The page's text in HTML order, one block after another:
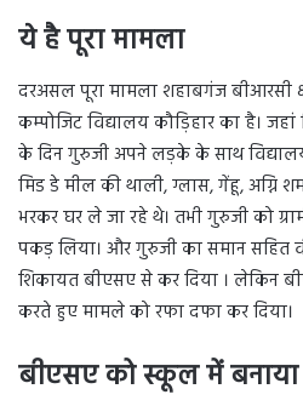
ये है पूरा मामला
दरअसल पूरा मामला शहाबगंज बीआरसी
कम्पोजिट विद्यालय कौड़िहार का है।
के दिन गुरुजी अपने लड़के के साथ
मिड डे मील की थाली, ग्लास, गेंहू, अग्नि
भरकर घर ले जा रहे थे। तभी गुरुजी को
पकड़ लिया। और गुरुजी का समान सहित
शिकायत बीएसए से कर दिया । लेकिन
करते हुए मामले को रफा दफा कर दिया।
बीएसए को स्कूल में